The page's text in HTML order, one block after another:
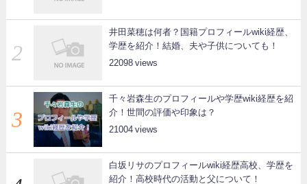
井田菜穂は何者？国籍プロフィールwiki経歴、
学歴を紹介！結婚、夫や子供についても！
22098
千々岩森生のプロフィールや学歴wiki経歴を紹
介！世間の評価や印象は？
21004
白坂リサのプロフィールwiki経歴高校、学歴を
紹介！高校時代の活動と父について！